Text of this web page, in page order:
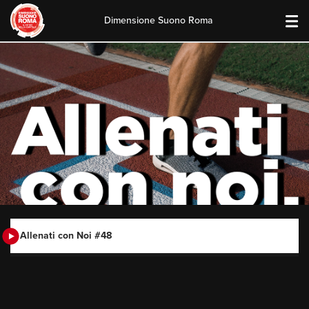
to
content
Dimensione Suono Roma
Allenati con Noi #48